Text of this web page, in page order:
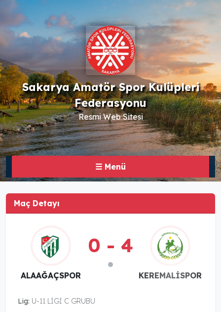
Sakarya Amatör Spor Kulüpleri
Federasyonu
Resmi Web Sitesi
☰ Menü
Maç Detayı
ALAAĞAÇSPOR
0 - 4
KEREMALİSPOR
Lig: U-11 LİGİ C GRUBU